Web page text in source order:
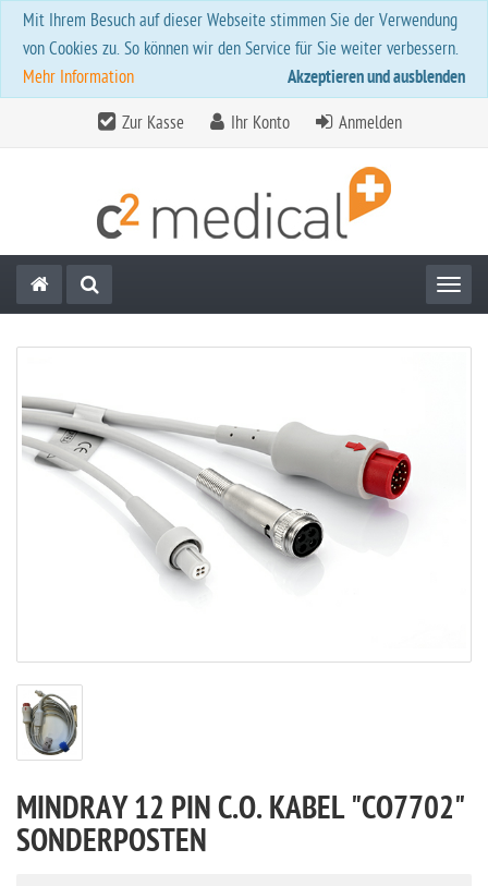
Mit Ihrem Besuch auf dieser Webseite stimmen Sie der Verwendung
von Cookies zu. So können wir den Service für Sie weiter verbessern.
Mehr Information
Akzeptieren und ausblenden
Zur Kasse Ihr Konto Anmelden
MINDRAY 12 PIN C.O. KABEL "CO7702"
SONDERPOSTEN